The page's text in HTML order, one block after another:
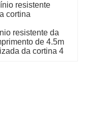
resistente
cortina
resistente da
de 4.5m
da cortina 4